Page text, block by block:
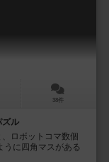
38件
ズル
ロボットコマ数個
うに四角マスがある